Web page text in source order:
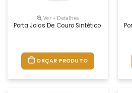
Ver + Detalhes
Porta Joias De Couro Sintético Com
ORÇAR PRODUTO